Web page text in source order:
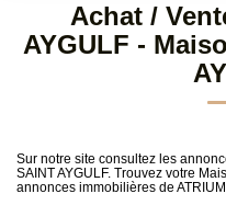
Sélectionnez...
Type de bien
Achat /
AYGULF -
Sur notre site consultez les
SAINT AYGULF. Trouvez votre
annonces immobilières de ATRIUM